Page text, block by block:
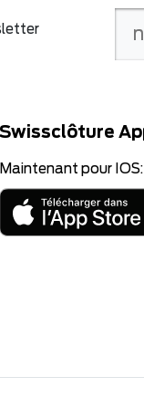
Swissclôture
Maintenant pour IOS: